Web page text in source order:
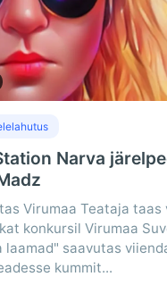
Narva
Virumaa Teataja taas
konkursil Virumaa
laamad" saavutas
kummit...